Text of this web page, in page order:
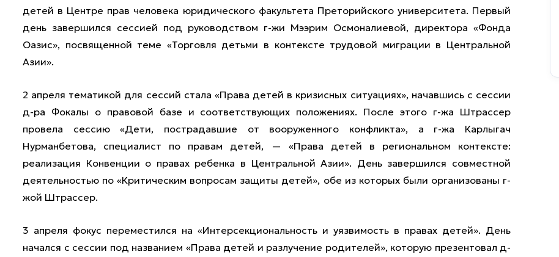
детей в Центре прав человека юридического факультета Преторийского университета. Первый
день завершился сессией под руководством г-жи Мээрим Осмоналиевой, директора «Фонда
Оазис», посвященной теме «Торговля детьми в контексте трудовой миграции в Центральной
Азии».
2 апреля тематикой для сессий стала «Права детей в кризисных ситуациях», начавшись с сессии
д-ра Фокалы о правовой базе и соответствующих положениях. После этого г-жа Штрассер
провела сессию «Дети, пострадавшие от вооруженного конфликта», а г-жа Карлыгач
Нурманбетова, специалист по правам детей, — «Права детей в региональном контексте:
реализация Конвенции о правах ребенка в Центральной Азии». День завершился совместной
деятельностью по «Критическим вопросам защиты детей», обе из которых были организованы г-
жой Штрассер.
3 апреля фокус переместился на «Интерсекциональность и уязвимость в правах детей». День
начался с сессии под названием «Права детей и разлучение родителей», которую презентовал д-